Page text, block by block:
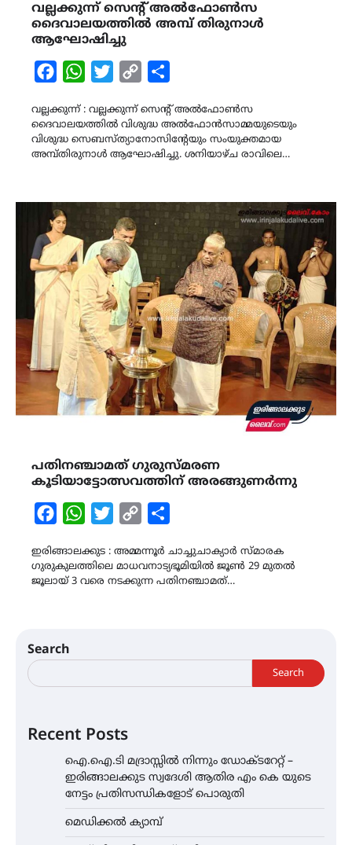
വല്ലക്കുന്ന്‌ സെന്‍റ് അല്‍ഫോണ്‍സ
ദൈവാലയത്തില്‍ അമ്പ് തിരുനാൾ
ആഘോഷിച്ചു
FacebookWhatsAppTwitterCopy
വല്ലക്കുന്ന്‌ : വല്ലക്കുന്ന്‌ സെന്‍റ് അല്‍ഫോണ്‍സ
ദൈവാലയത്തില്‍ വിശുദ്ധ അൽഫോൻസാമ്മയുടെയും
വിശുദ്ധ സെബസ്‌ത്യാനോസിൻ്റേയും സംയുക്തമായ
അമ്പ്‌തിരുനാൾ ആഘോഷിച്ചു. ശനിയാഴ്‌ച രാവിലെ…
പതിനഞ്ചാമത് ഗുരുസ്മരണ
കൂടിയാട്ടോത്സവത്തിന് അരങ്ങുണർന്നു
FacebookWhatsAppTwitterCopy
ഇരിങ്ങാലക്കുട : അമ്മന്നൂർ ചാച്ചുചാക്യാർ സ്മാരക
ഗുരുകുലത്തിലെ മാധവനാട്യഭൂമിയിൽ ജൂൺ 29 മുതൽ
ജൂലായ് 3 വരെ നടക്കുന്ന പതിനഞ്ചാമത്…
Search
Search
Recent Posts
ഐ.ഐ.ടി മദ്രാസ്സിൽ നിന്നും ഡോക്ടറേറ്റ് –
ഇരിങ്ങാലക്കുട സ്വദേശി ആതിര എം കെ യുടെ
നേട്ടം പ്രതിസന്ധികളോട് പൊരുതി
മെഡിക്കൽ ക്യാമ്പ്